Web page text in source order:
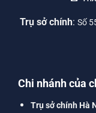
Trụ sở chính: Số
Chi nhánh của
Trụ sở chính Hà